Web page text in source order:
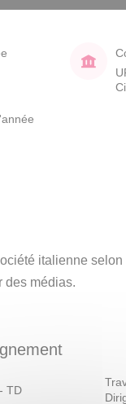
italienne
des médias.
TD